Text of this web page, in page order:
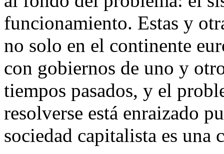
funcionamiento. Estas y
no solo en el continente
con gobiernos de uno y
tiempos pasados, y el
resolverse está enraizado
sociedad capitalista es una